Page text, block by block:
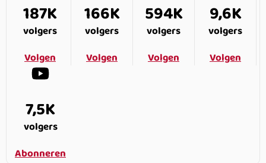
187K
volgers
Volgen
166K
volgers
Volgen
594K
volgers
Volgen
9,6K
volgers
Volgen
7,5K
volgers
Abonneren